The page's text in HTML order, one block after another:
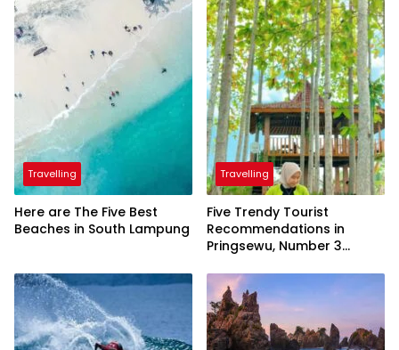
Travelling
Here are The Five Best
Beaches in South Lampung
Travelling
Five Trendy Tourist
Recommendations in
Pringsewu, Number 3
President